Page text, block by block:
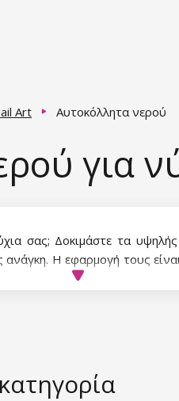
Art Αυτοκόλλητα νερού
για
σας; Δοκιμάστε τα
Η εφαρμογή τους
10-20 δευτερόλεπτα σε